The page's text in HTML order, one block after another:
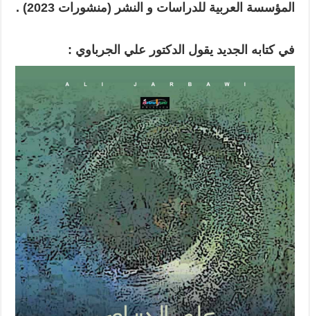
المؤسسة العربية للدراسات و النشر (منشورات 2023 ) .
في كتابه الجديد يقول الدكتور علي الجرباوي :